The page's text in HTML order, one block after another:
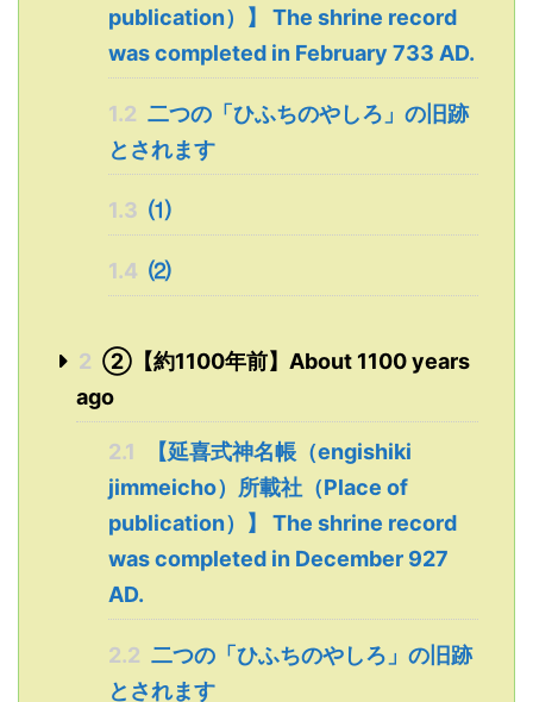
publication）】 The shrine record
was completed in February 733 AD.
1.2 二つの「ひふちのやしろ」の旧跡
とされます
1.3 ⑴
1.4 ⑵
2 ➁【約1100年前】About 1100 years
ago
2.1
【延喜式神名帳（engishiki
jimmeicho）所載社（Place of
publication）】 The shrine record
was completed in December 927
AD.
2.2 二つの「ひふちのやしろ」の旧跡
とされます